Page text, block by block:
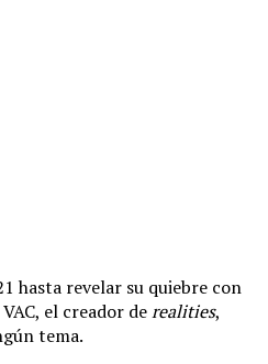
hasta revelar su quiebre con
VAC, el creador derealities,
tema.